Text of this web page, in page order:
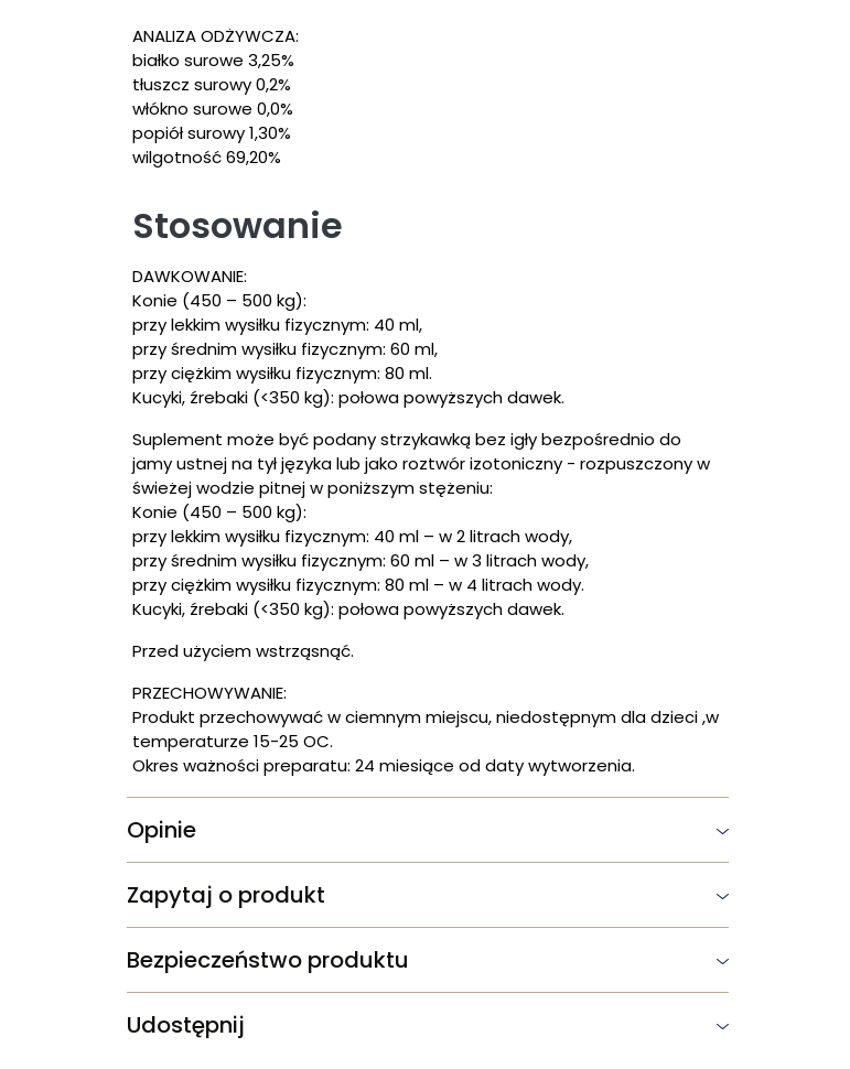
ANALIZA ODŻYWCZA:
białko surowe 3,25%
tłuszcz surowy 0,2%
włókno surowe 0,0%
popiół surowy 1,30%
wilgotność 69,20%
Stosowanie
DAWKOWANIE:
Konie (450 – 500 kg):
przy lekkim wysiłku fizycznym: 40 ml,
przy średnim wysiłku fizycznym: 60 ml,
przy ciężkim wysiłku fizycznym: 80 ml.
Kucyki, źrebaki (<350 kg): połowa powyższych dawek.
Suplement może być podany strzykawką bez igły bezpośrednio do
jamy ustnej na tył języka lub jako roztwór izotoniczny - rozpuszczony w
świeżej wodzie pitnej w poniższym stężeniu:
Konie (450 – 500 kg):
przy lekkim wysiłku fizycznym: 40 ml – w 2 litrach wody,
przy średnim wysiłku fizycznym: 60 ml – w 3 litrach wody,
przy ciężkim wysiłku fizycznym: 80 ml – w 4 litrach wody.
Kucyki, źrebaki (<350 kg): połowa powyższych dawek.
Przed użyciem wstrząsnąć.
PRZECHOWYWANIE:
Produkt przechowywać w ciemnym miejscu, niedostępnym dla dzieci ,w
temperaturze 15-25 OC.
Okres ważności preparatu: 24 miesiące od daty wytworzenia.
Opinie
Zapytaj o produkt
Bezpieczeństwo produktu
Udostępnij